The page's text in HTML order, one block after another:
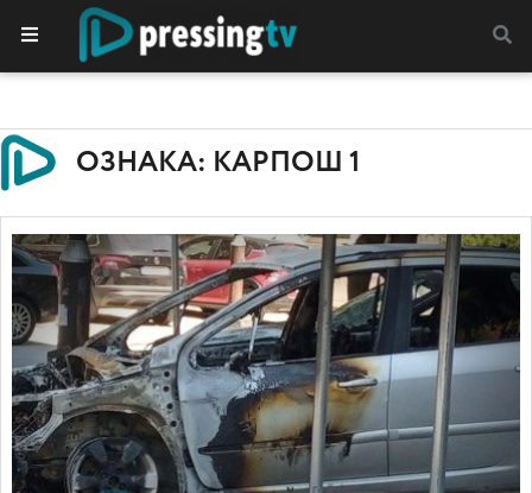
ОЗНАКА: КАРПОШ 1